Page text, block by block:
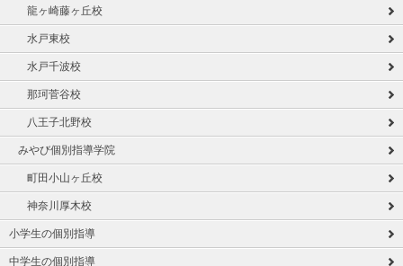
龍ヶ崎藤ヶ丘校
水戸東校
水戸千波校
那珂菅谷校
八王子北野校
みやび個別指導学院
町田小山ヶ丘校
神奈川厚木校
小学生の個別指導
中学生の個別指導